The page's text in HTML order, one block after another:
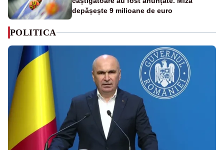
depășește 9 milioane de euro
POLITICA